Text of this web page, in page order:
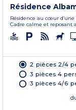
Résidence
Résidence au cœur
Cadre calme et reposant
2 pièces 2/4
3 pièces 4
3 pièces 4/6